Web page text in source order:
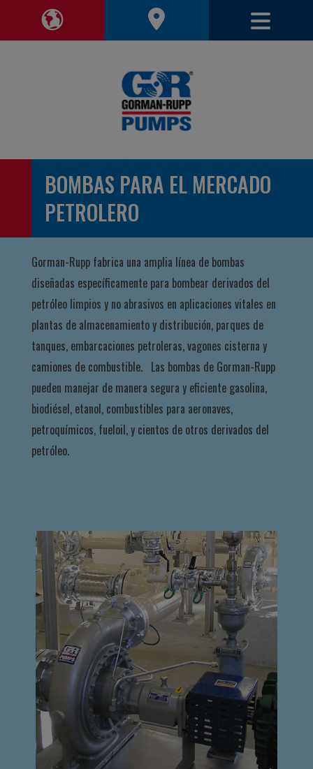
Alternar región de navegación
BOMBAS PARA EL MERCADO
PETROLERO
Gorman-Rupp fabrica una amplia línea de bombas
diseñadas específicamente para bombear derivados del
petróleo limpios y no abrasivos en aplicaciones vitales en
plantas de almacenamiento y distribución, parques de
tanques, embarcaciones petroleras, vagones cisterna y
camiones de combustible. Las bombas de Gorman-Rupp
pueden manejar de manera segura y eficiente gasolina,
biodiésel, etanol, combustibles para aeronaves,
petroquímicos, fueloil, y cientos de otros derivados del
petróleo.